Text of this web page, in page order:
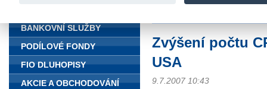
Zvýšení počtu
USA
9.7.2007 10:43
BANKOVNÍ SLUŽBY
PODÍLOVÉ FONDY
FIO DLUHOPISY
AKCIE A OBCHODOVÁNÍ